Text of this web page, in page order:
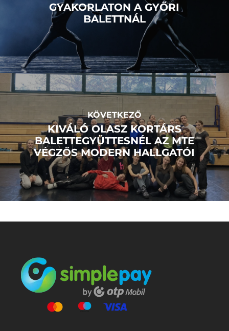
GYAKORLATON A GYŐRI
BALETTNÁL
KÖVETKEZŐ
KIVÁLÓ OLASZ KORTÁRS
BALETTEGYÜTTESNÉL AZ MTE
VÉGZŐS MODERN HALLGATÓI